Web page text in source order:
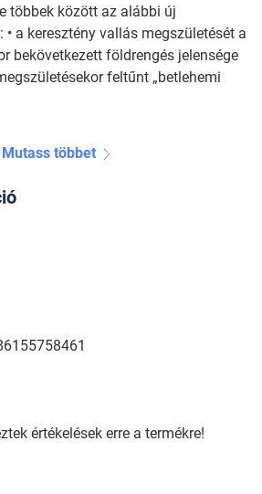
többek között az alábbi új
• a keresztény vallás megszületését a
bekövetkezett földrengés jelensége
feltűnt „betlehemi
Mutass többet
értékelések erre a termékre!